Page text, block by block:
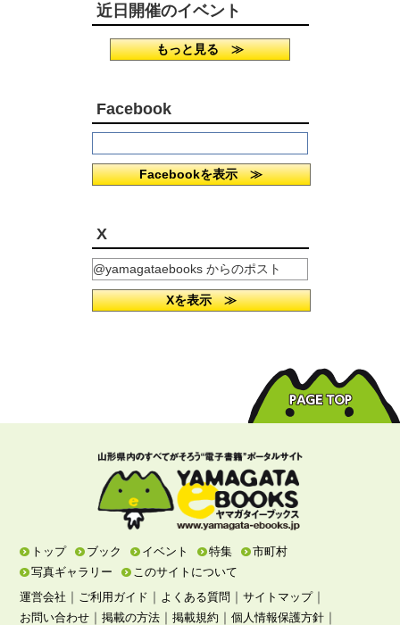
近日開催のイベント
もっと見る ≫
Facebook
Facebookを表示 ≫
X
@yamagataebooks からのポスト
Xを表示 ≫
トップ ブック イベント 特集
市町村
写真ギャラリー
このサイトについて
運営会社 ｜ ご利用ガイド ｜ よくある質問 ｜サイトマップ｜
お問い合わせ ｜掲載の方法 ｜掲載規約 ｜個人情報保護方針 ｜